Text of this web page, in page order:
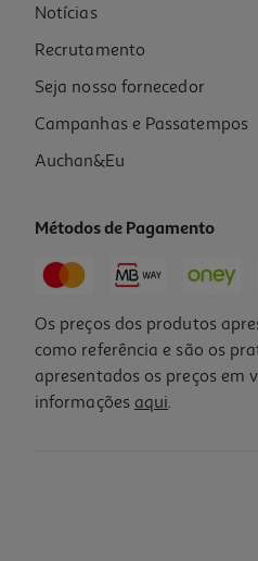
2.59 €/un
2,59 €
-13%
Notícias
Recrutamento
Seja nosso fornecedor
Campanhas e Passatempos
Auchan&Eu
Métodos de Pagamento
Os preços dos produtos
como referência e são os
apresentados os preços
informações aqui.